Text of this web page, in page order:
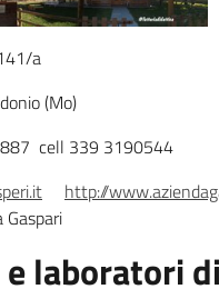
a
(Mo)
cell 339 3190544
http://
Gaspari
e laboratori